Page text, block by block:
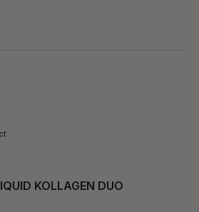
KOLLAGEN DUO